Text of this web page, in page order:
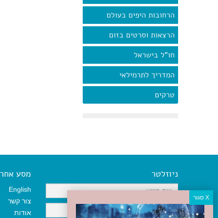
הרחובות היפים בעולם
הרצאות וסרטים בזום
חו"ל בישראל
המדריך לתרמילאי
טרקים
ניוזלטר מסע אחר
English
צור קשר
אודות